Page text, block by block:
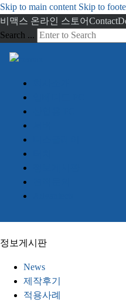
Skip to main content Skip to
비맥스 온라인 스토어Contact
Search ...
정보게시판
News
제작후기
적용사례